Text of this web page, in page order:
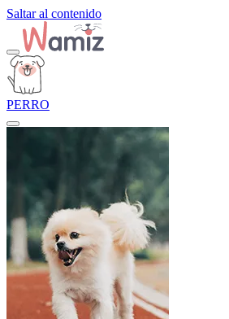
Saltar al contenido
PERRO